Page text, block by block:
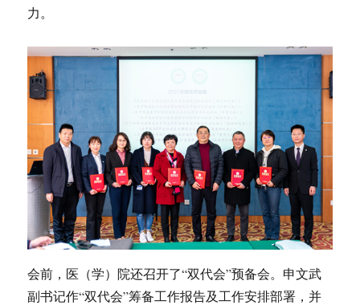
力。
会前，医（学）院还召开了“双代会”预备会。申文武
副书记作“双代会”筹备工作报告及工作安排部署，并